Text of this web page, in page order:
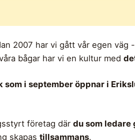
2007 har vi gått vår egen
bågar har vi en kultur med
i september öppnar i
företag där du som ledare
skapas tillsammans.